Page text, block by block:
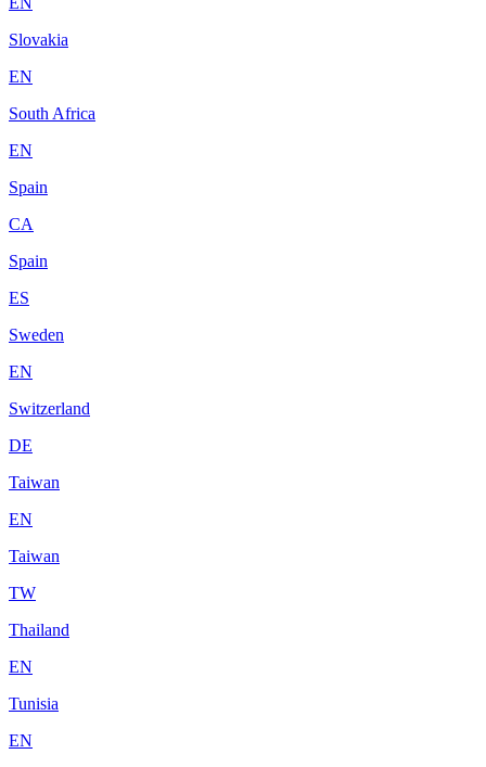
Slovakia
EN
South Africa
EN
Spain
CA
Spain
ES
Sweden
EN
Switzerland
DE
Taiwan
EN
Taiwan
TW
Thailand
EN
Tunisia
EN